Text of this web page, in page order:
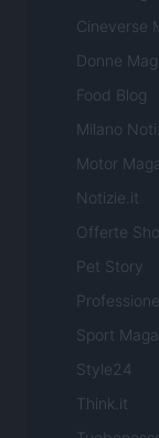
Cineverse
Donne
Food Blog
Milano
Motor
Notizie.it
Offerte
Pet Story
Sport
Style24
Think.it